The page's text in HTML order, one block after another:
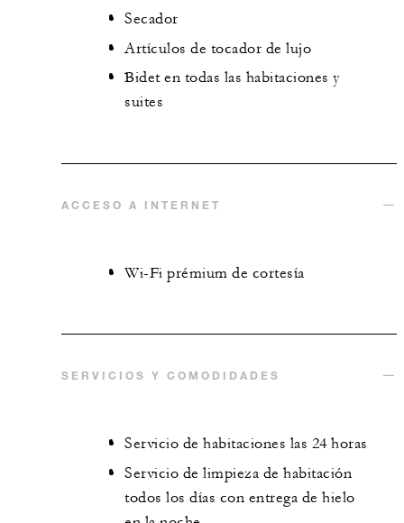
Secador
Artículos de tocador de lujo
Bidet en todas las habitaciones y
suites
ACCESO A INTERNET
Wi-Fi prémium de cortesía
SERVICIOS Y COMODIDADES
Servicio de habitaciones las 24 horas
Servicio de limpieza de habitación
todos los días con entrega de hielo